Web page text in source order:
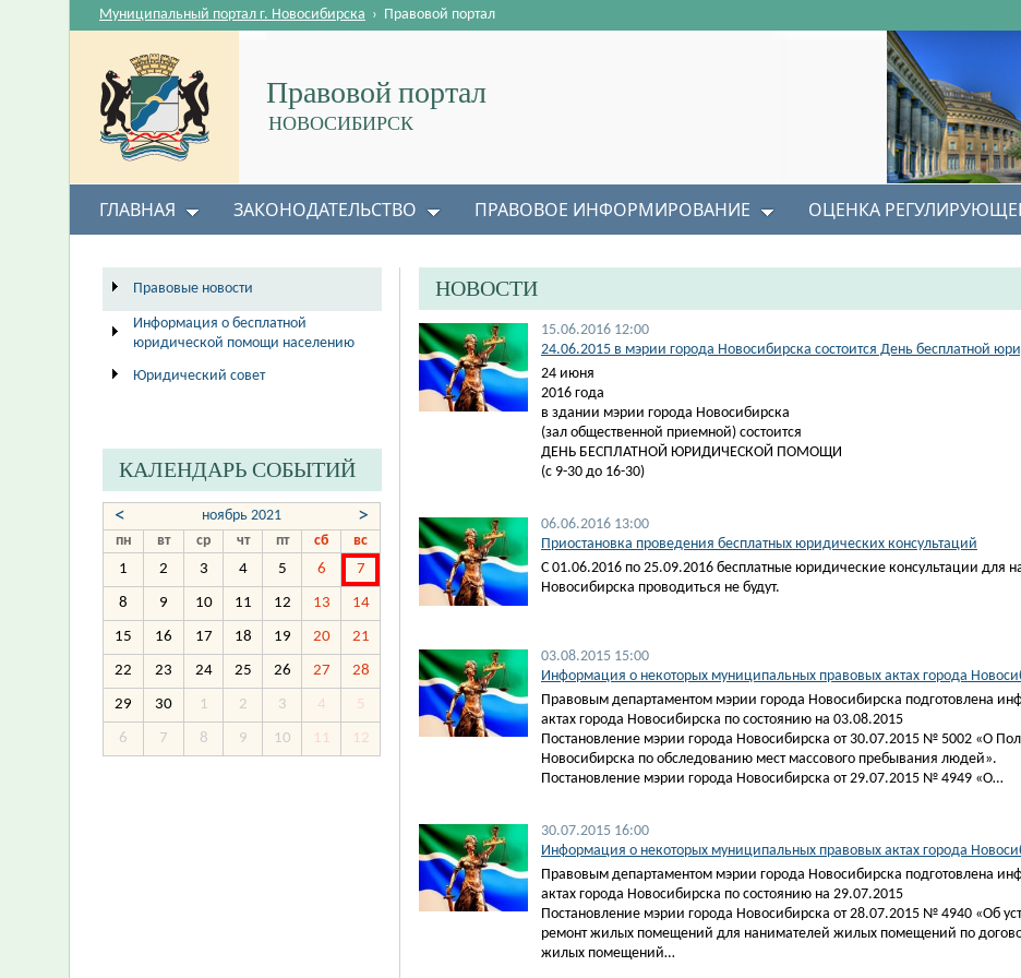
Правовой портал
НОВОСИБИРСК
Муниципальный портал г. Новосибирска › Правовой портал
ГЛАВНАЯ ЗАКОНОДАТЕЛЬСТВО ПРАВОВОЕ ИНФОРМИРОВАНИЕ ОЦЕНКА
НОВОСТИ
15.06.2016 12:00
24.06.2015 в мэрии города Новосибирска состоится День бесплатной
24 июня
2016 года
в здании мэрии города Новосибирска
(зал общественной приемной) состоится
ДЕНЬ БЕСПЛАТНОЙ ЮРИДИЧЕСКОЙ ПОМОЩИ
(с 9-30 до 16-30)
06.06.2016 13:00
Приостановка проведения бесплатных юридических консультаций
С 01.06.2016 по 25.09.2016 бесплатные юридические консультации для
Новосибирска проводиться не будут.
03.08.2015 15:00
Информация о некоторых муниципальных правовых актах города
Правовым департаментом мэрии города Новосибирска подготовлена
актах города Новосибирска по состоянию на 03.08.2015
Постановление мэрии города Новосибирска от 30.07.2015 № 5002 «О
Новосибирска по обследованию мест массового пребывания людей».
Постановление мэрии города Новосибирска от 29.07.2015 № 4949 «О…
30.07.2015 16:00
Информация о некоторых муниципальных правовых актах города
Правовым департаментом мэрии города Новосибирска подготовлена
актах города Новосибирска по состоянию на 29.07.2015
Постановление мэрии города Новосибирска от 28.07.2015 № 4940 «Об
ремонт жилых помещений для нанимателей жилых помещений по
жилых помещений…
Правовые новости
Информация о бесплатной
юридической помощи населению
Юридический совет
КАЛЕНДАРЬ СОБЫТИЙ
< ноябрь 2021 >
пн вт ср чт пт сб
вс
1
2 3 4 5 6 7
8 9 10 11 12 13 14
15 16 17 18 19 20 21
22 23 24 25 26 27 28
29 30 1 2 3 4 5
6 7 8 9 10 11 12